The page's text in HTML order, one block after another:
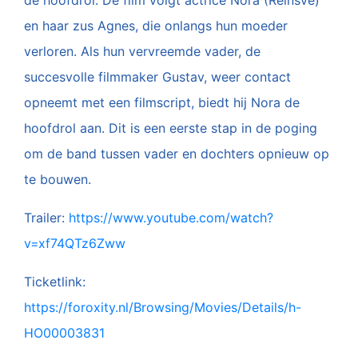
en haar zus Agnes, die onlangs hun moeder
verloren. Als hun vervreemde vader, de
succesvolle filmmaker Gustav, weer contact
opneemt met een filmscript, biedt hij Nora de
hoofdrol aan. Dit is een eerste stap in de poging
om de band tussen vader en dochters opnieuw op
te bouwen.
Trailer: https://www.youtube.com/watch?
v=xf74QTz6Zww
Ticketlink:
https://foroxity.nl/Browsing/Movies/Details/h-
HO00003831